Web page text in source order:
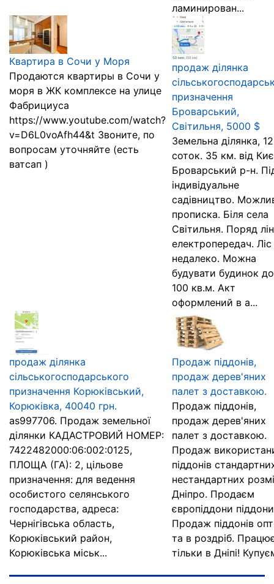
ламинирован...
Квартира в Сочи у Моря
Продаются квартиры в Сочи у
моря в ЖК комплексе на улице
Фабрициуса
https://www.youtube.com/watch?
v=D6L0voAfh44&t Звоните, по
вопросам уточняйте (есть
ватсап )
продаж ділянка
призначення
Броварський,
Світильня, 5000 $
Земельна ділянка, 12
соток. 35 км. від
Броварський р-н.
індивідуальне
садівництво.
прописка. Біля села
Світильня. Поряд
електропередач. Ліс
недалеко. Можна
будувати будинок до
100 кв.м. Акт
оформлений в а...
продаж ділянка
сільськогосподарського
призначення Корюківський,
Корюківка, 40040 грн.
as997706. Продаж земельної
ділянки КАДАСТРОВИЙ НОМЕР:
7422482000:06:002:0125,
ПЛОЩА (ГА): 2, цільове
призначення: для ведення
особистого селянського
господарства, адреса:
Чернігівська область,
Корюківський район,
Корюківська міськ...
Продаж піддонів,
продаж дерев'яних
палет з доставкою.
Продаж піддонів,
продаж дерев'яних
палет з доставкою.
Продаж
піддонів
нестандартних
Дніпро. Продаєм
європіддони
Продаж піддонів
та в роздріб.
тільки в Дніпі!